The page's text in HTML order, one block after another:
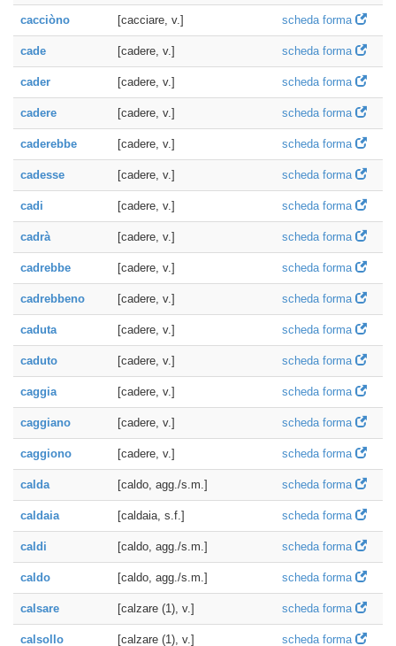
cacciòno [cacciare, v.] scheda forma
cade [cadere, v.] scheda forma
cader [cadere, v.] scheda forma
cadere [cadere, v.] scheda forma
caderebbe [cadere, v.] scheda forma
cadesse [cadere, v.] scheda forma
cadi [cadere, v.] scheda forma
cadrà [cadere, v.] scheda forma
cadrebbe [cadere, v.] scheda forma
cadrebbeno [cadere, v.] scheda forma
caduta [cadere, v.] scheda forma
caduto [cadere, v.] scheda forma
caggia [cadere, v.] scheda forma
caggiano [cadere, v.] scheda forma
caggiono [cadere, v.] scheda forma
calda [caldo, agg./s.m.] scheda forma
caldaia [caldaia, s.f.] scheda forma
caldi [caldo, agg./s.m.] scheda forma
caldo [caldo, agg./s.m.] scheda forma
calsare [calzare (1), v.] scheda forma
calsollo [calzare (1), v.] scheda forma